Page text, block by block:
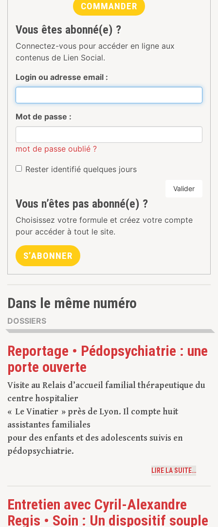
COMMANDER
Vous êtes abonné(e) ?
Connectez-vous pour accéder en ligne aux
contenus de Lien Social.
Login ou adresse email :
Mot de passe :
mot de passe oublié ?
Rester identifié quelques jours
Valider
Vous n’êtes pas abonné(e) ?
Choisissez votre formule et créez votre compte
pour accéder à tout le site.
S’ABONNER
Dans le même numéro
DOSSIERS
Reportage • Pédopsychiatrie : une
porte ouverte
Visite au Relais d’accueil familial thérapeutique du
centre hospitalier
« Le Vinatier » près de Lyon. Il compte huit
assistantes familiales
pour des enfants et des adolescents suivis en
pédopsychiatrie.
LIRE LA SUITE…
Entretien avec Cyril-Alexandre
Regis • Soin : Un dispositif souple